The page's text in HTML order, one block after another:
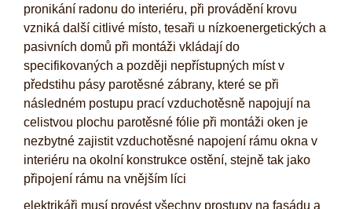
pronikání radonu do interiéru, při provádění krovu
vzniká další citlivé místo, tesaři u nízkoenergetických a
pasivních domů při montáži vkládají do
specifikovaných a později nepřístupných míst v
předstihu pásy parotěsné zábrany, které se při
následném postupu prací vzduchotěsně napojují na
celistvou plochu parotěsné fólie při montáži oken je
nezbytné zajistit vzduchotěsné napojení rámu okna v
interiéru na okolní konstrukce ostění, stejně tak jako
připojení rámu na vnějším líci
elektrikáři musí provést všechny prostupy na fasádu a